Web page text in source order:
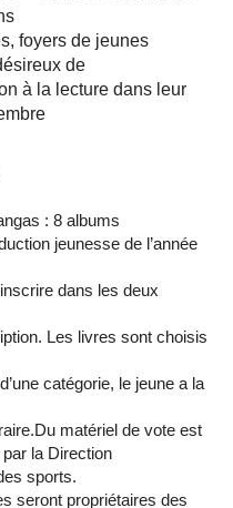
foyers de jeunes
de
à la lecture dans leur
: 8 albums
jeunesse de l’année
dans les deux
Les livres sont choisis
catégorie, le jeune a la
matériel de vote est
la Direction
sports.
seront propriétaires des